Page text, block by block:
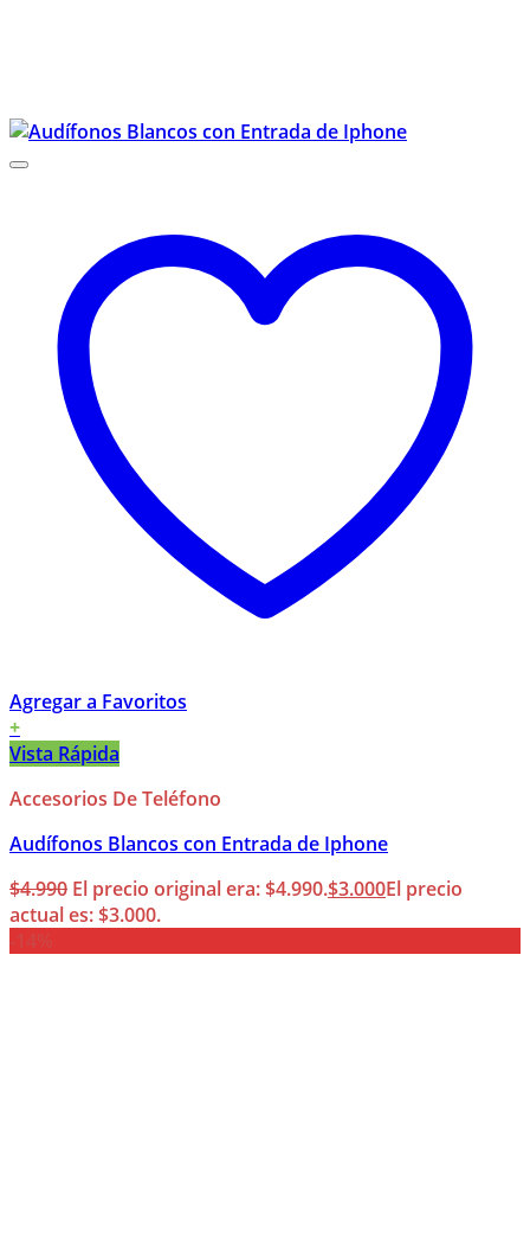
Agregar a Favoritos
+
Vista Rápida
Accesorios De Teléfono
Audífonos Blancos con Entrada de Iphone
$4.990 El precio original era: $4.990.$3.000El precio
actual es: $3.000.